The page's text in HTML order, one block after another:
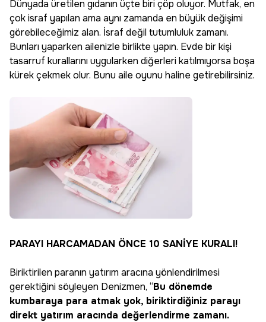
Dünyada üretilen gıdanın üçte biri çöp oluyor. Mutfak, en
çok israf yapılan ama aynı zamanda en büyük değişimi
görebileceğimiz alan. İsraf değil tutumluluk zamanı.
Bunları yaparken ailenizle birlikte yapın. Evde bir kişi
tasarruf kurallarını uygularken diğerleri katılmıyorsa boşa
kürek çekmek olur. Bunu aile oyunu haline getirebilirsiniz.
PARAYI HARCAMADAN ÖNCE 10 SANİYE KURALI!
Biriktirilen paranın yatırım aracına yönlendirilmesi
gerektiğini söyleyen Denizmen, “Bu dönemde
kumbaraya para atmak yok, biriktirdiğiniz parayı
direkt yatırım aracında değerlendirme zamanı.